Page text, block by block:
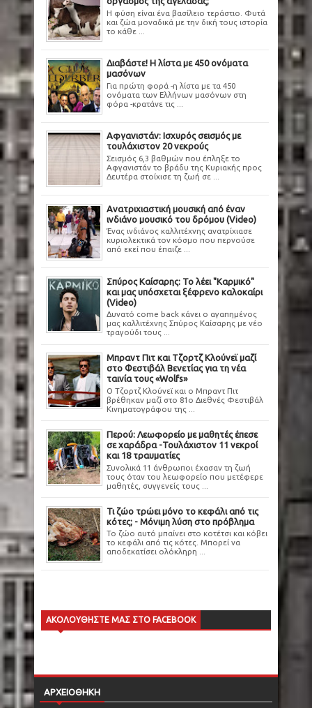
Η φύση είναι ένα βασίλειο τεράστιο. Φυτά
και ζώα μοναδικά με την δική τους ιστορία
το κάθε ...
Διαβάστε! Η λίστα με 450 ονόματα
μασόνων
Για πρώτη φορά -η λίστα με τα 450
ονόματα των Ελλήνων μασόνων στη
φόρα -κρατάνε τις ...
Αφγανιστάν: Ισχυρός σεισμός με
τουλάχιστον 20 νεκρούς
Σεισμός 6,3 βαθμών που έπληξε το
Αφγανιστάν το βράδυ της Κυριακής προς
Δευτέρα στοίχισε τη ζωή σε ...
Ανατριχιαστική μουσική από έναν
ινδιάνο μουσικό του δρόμου (Video)
Ένας ινδιάνος καλλιτέχνης ανατρίχιασε
κυριολεκτικά τον κόσμο που περνούσε
από εκεί που έπαιζε ...
Σπύρος Καίσαρης: Το λέει "Καρμικό"
και μας υπόσχεται ξέφρενο καλοκαίρι
(Video)
Δυνατό come back κάνει ο αγαπημένος
μας καλλιτέχνης Σπύρος Καίσαρης με νέο
τραγούδι τους ...
Μπραντ Πιτ και Τζορτζ Κλούνεϊ μαζί
στο Φεστιβάλ Βενετίας για τη νέα
ταινία τους «Wolfs»
Ο Τζορτζ Κλούνεϊ και ο Μπραντ Πιτ
βρέθηκαν μαζί στο 81ο Διεθνές Φεστιβάλ
Κινηματογράφου της ...
Περού: Λεωφορείο με μαθητές έπεσε
σε χαράδρα -Τουλάχιστον 11 νεκροί
και 18 τραυματίες
Συνολικά 11 άνθρωποι έχασαν τη ζωή
τους όταν του λεωφορείο που μετέφερε
μαθητές, συγγενείς τους ...
Τι ζώο τρώει μόνο το κεφάλι από τις
κότες; - Μόνιμη λύση στο πρόβλημα
Το ζώο αυτό μπαίνει στο κοτέτσι και κόβει
το κεφάλι από τις κότες. Μπορεί να
αποδεκατίσει ολόκληρη ...
ΑΚΟΛΟΥΘΗΣΤΕ ΜΑΣ ΣΤΟ FACEBOOK
ΑΡΧΕΙΟΘΗΚΗ